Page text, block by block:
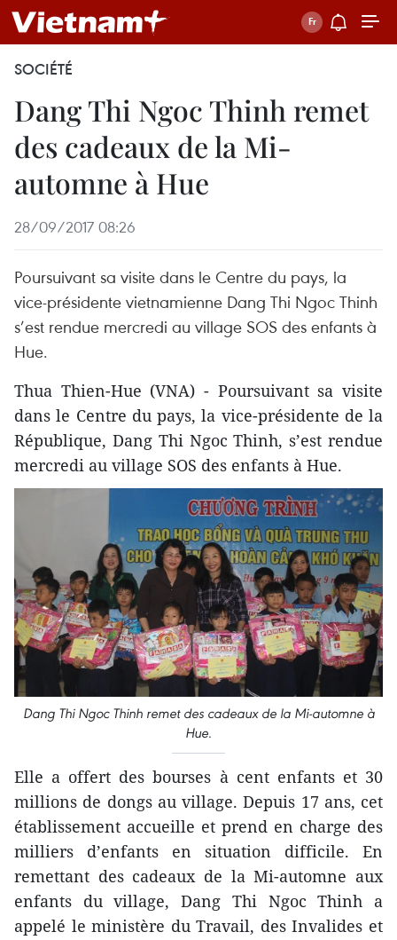
SOCIÉTÉ
Dang Thi Ngoc Thinh remet
des cadeaux de la Mi-
automne à Hue
28/09/2017 08:26
Poursuivant sa visite dans le Centre du pays, la
vice-présidente vietnamienne Dang Thi Ngoc Thinh
s’est rendue mercredi au village SOS des enfants à
Hue.
Thua Thien-Hue (VNA) - Poursuivant sa visite
dans le Centre du pays, la vice-présidente de la
République, Dang Thi Ngoc Thinh, s’est rendue
mercredi au village SOS des enfants à Hue.
Dang Thi Ngoc Thinh remet des cadeaux de la Mi-automne à
Hue.
Elle a offert des bourses à cent enfants et 30
millions de dongs au village. Depuis 17 ans, cet
établissement accueille et prend en charge des
milliers d’enfants en situation difficile. En
remettant des cadeaux de la Mi-automne aux
enfants du village, Dang Thi Ngoc Thinh a
appelé le ministère du Travail, des Invalides et